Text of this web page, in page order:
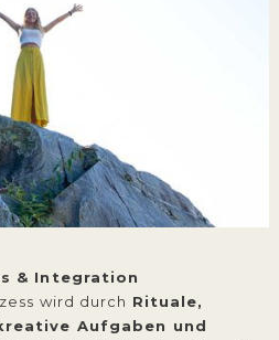
& Integration
wird durch Rituale,
Aufgaben und